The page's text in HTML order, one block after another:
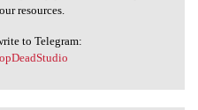
resources.
to Telegram: